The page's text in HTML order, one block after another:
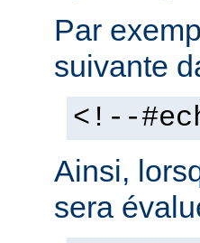
Par
suivante
<!--
Ainsi,
sera